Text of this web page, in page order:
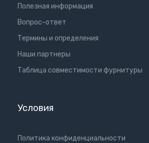
Полезная информация
Вопрос-ответ
Термины и определения
Наши партнеры
Таблица совместимости фурнитуры
Условия
Политика конфиденциальности